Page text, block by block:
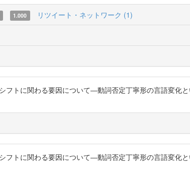
1.000 リツイート・ネットワーク (1)
フトに関わる要因について―動詞否定丁寧形の言語変化
フトに関わる要因について―動詞否定丁寧形の言語変化